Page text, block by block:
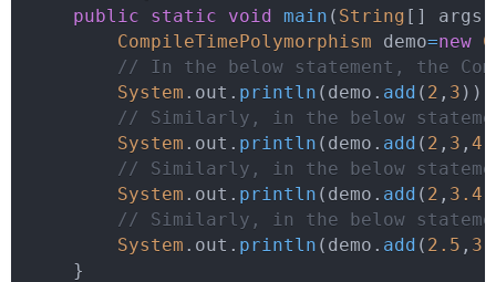
public
static void main ( String [ ] args
CompileTimePolymorphism demo=new
// In the below statement, the
System . out . println ( demo . add ( 2 , 3 ) )
// Similarly, in the below
System . out . println ( demo . add ( 2 , 3 , 4
// Similarly, in the below
System . out . println ( demo . add ( 2 , 3.4
// Similarly, in the below
System . out . println ( demo . add ( 2.5 , 3
}